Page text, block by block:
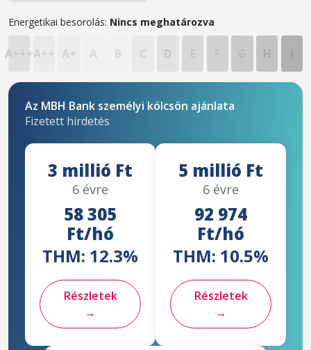
Energetikai besorolás: Nincs meghatározva
A+++A++ A+ A B C D
Az MBH Bank személyi kölcsön ajánlata
Fizetett hirdetés
3 millió Ft
6 évre
58 305
Ft/hó
THM: 12.3%
Részletek
→
5 millió Ft
6 évre
92 974
Ft/hó
THM: 10.5%
Részletek
→